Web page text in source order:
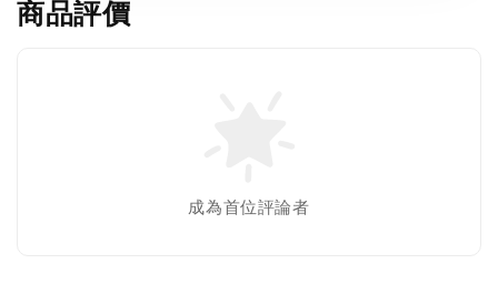
商品評價
成為首位評論者